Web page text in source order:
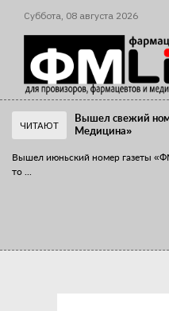
Суббота, 08 августа 2026
ЧИТАЮТ
Вышел свежий
Медицина»
Вышел июньский номер газеты
то